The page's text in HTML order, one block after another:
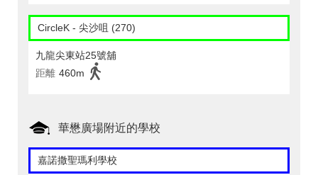
CircleK - 尖沙咀 (270)
九龍尖東站25號舖
距離 460m
華懋廣場附近的學校
嘉諾撒聖瑪利學校